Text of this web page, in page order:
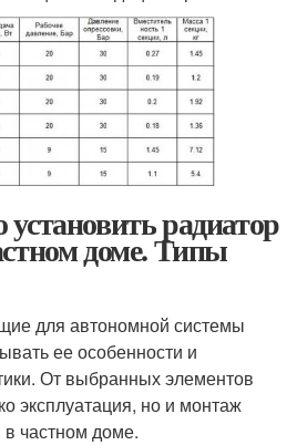
радиатор
доме. Типы
для автономной системы
ее особенности и
От выбранных элементов
эксплуатация, но и монтаж
частном доме.